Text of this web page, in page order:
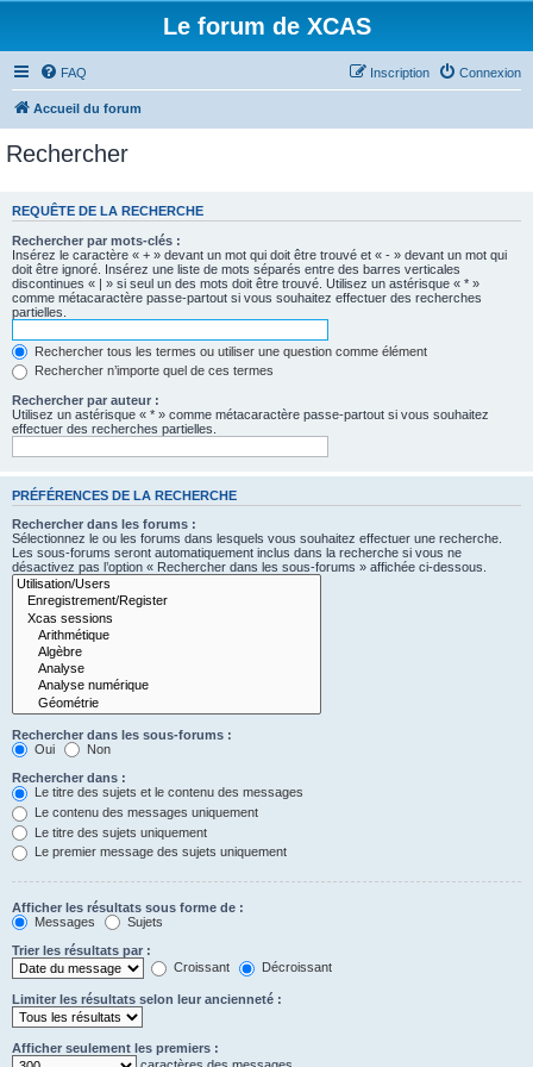
Le forum de XCAS
FAQ Connexion
Inscription
Accueil du forum
Rechercher
REQUÊTE DE LA RECHERCHE
Rechercher par mots-clés :
Insérez le caractère « + » devant un mot qui doit être trouvé et « - » devant un mot qui
doit être ignoré. Insérez une liste de mots séparés entre des barres verticales
discontinues « | » si seul un des mots doit être trouvé. Utilisez un astérisque « * »
comme métacaractère passe-partout si vous souhaitez effectuer des recherches
partielles.
Rechercher tous les termes ou utiliser une question comme élément
Rechercher n’importe quel de ces termes
Rechercher par auteur :
Utilisez un astérisque « * » comme métacaractère passe-partout si vous souhaitez
effectuer des recherches partielles.
PRÉFÉRENCES DE LA RECHERCHE
Rechercher dans les forums :
Sélectionnez le ou les forums dans lesquels vous souhaitez effectuer une recherche.
Les sous-forums seront automatiquement inclus dans la recherche si vous ne
désactivez pas l’option « Rechercher dans les sous-forums » affichée ci-dessous.
Rechercher dans les sous-forums :
Oui
Non
Rechercher dans :
Le titre des sujets et le contenu des messages
Le contenu des messages uniquement
Le titre des sujets uniquement
Le premier message des sujets uniquement
Afficher les résultats sous forme de :
Messages
Sujets
Trier les résultats par :
Croissant
Décroissant
Limiter les résultats selon leur ancienneté :
Afficher seulement les premiers :